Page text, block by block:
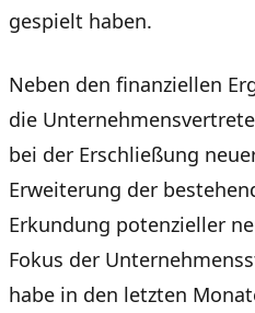
gespielt haben.
Neben den finanziellen
die
bei der Erschließung
Erweiterung der
Erkundung potenzieller
Fokus der
habe in den letzten